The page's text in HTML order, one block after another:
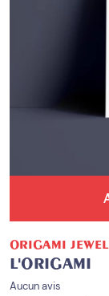
ORIGAMI
L'ORIGAMI
Aucun avis